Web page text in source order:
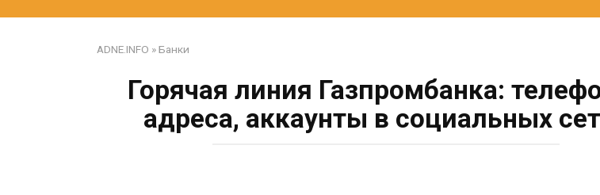
ADNE.INFO »Банки
Горячая линия Газпромбанка:
адреса, аккаунты в социальных